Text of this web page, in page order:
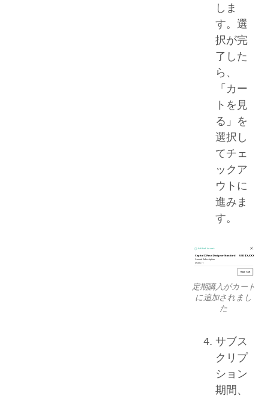
しま
す。選
択が完
了した
ら、
「カー
トを見
る」を
選択し
てチェ
ックア
ウトに
進みま
す。
定期購入がカート
に追加されまし
た
サブス
クリプ
ション
期間、